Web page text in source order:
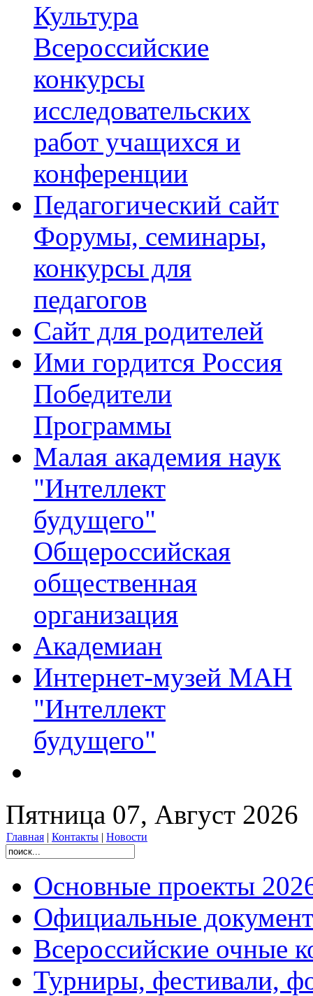
Культура
Всероссийские
конкурсы
исследовательских
работ учащихся и
конференции
Педагогический сайт
Форумы, семинары,
конкурсы для
педагогов
Сайт для родителей
Ими гордится Россия
Победители
Программы
Малая академия наук
"Интеллект
будущего"
Общероссийская
общественная
организация
Академиан
Интернет-музей МАН
"Интеллект
будущего"
Пятница 07, Август 2026
Главная | Контакты | Новости
Основные проекты
Официальные
Всероссийские очные
Турниры, фестивали,